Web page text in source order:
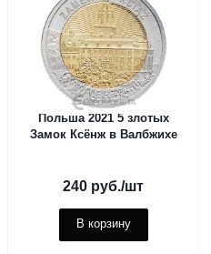
Польша 2021 5 злотых
Замок Ксёнж в Валбжихе
240 руб./шт
В корзину